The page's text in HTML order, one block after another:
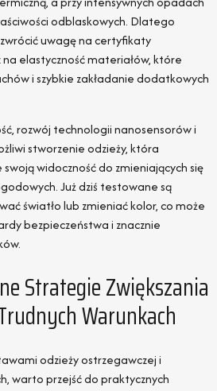
odblaskowych. Dlatego
uwagę na certyfikaty
elastyczność materiałów, które
i szybkie zakładanie dodatkowych
rozwój technologii nanosensorów i
stworzenie odzieży, która
widoczność do zmieniających się
Już dziś testowane są
światło lub zmieniać kolor, co może
bezpieczeństwa i znacznie
Strategie Zwiększania
Warunkach
odzieży ostrzegawczej i
warto przejść do praktycznych